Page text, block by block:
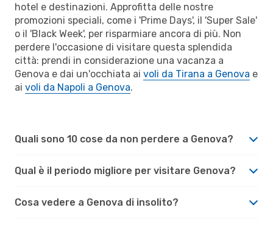
hotel e destinazioni. Approfitta delle nostre
promozioni speciali, come i 'Prime Days', il 'Super Sale'
o il 'Black Week', per risparmiare ancora di più. Non
perdere l'occasione di visitare questa splendida
città: prendi in considerazione una vacanza a
Genova e dai un'occhiata ai voli da Tirana a Genova e
ai voli da Napoli a Genova.
Quali sono 10 cose da non perdere a Genova?
Qual è il periodo migliore per visitare Genova?
Cosa vedere a Genova di insolito?